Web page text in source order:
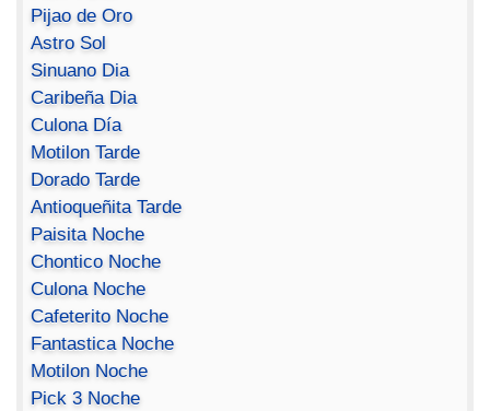
Pijao de Oro
Astro Sol
Sinuano Dia
Caribeña Dia
Culona Día
Motilon Tarde
Dorado Tarde
Antioqueñita Tarde
Paisita Noche
Chontico Noche
Culona Noche
Cafeterito Noche
Fantastica Noche
Motilon Noche
Pick 3 Noche